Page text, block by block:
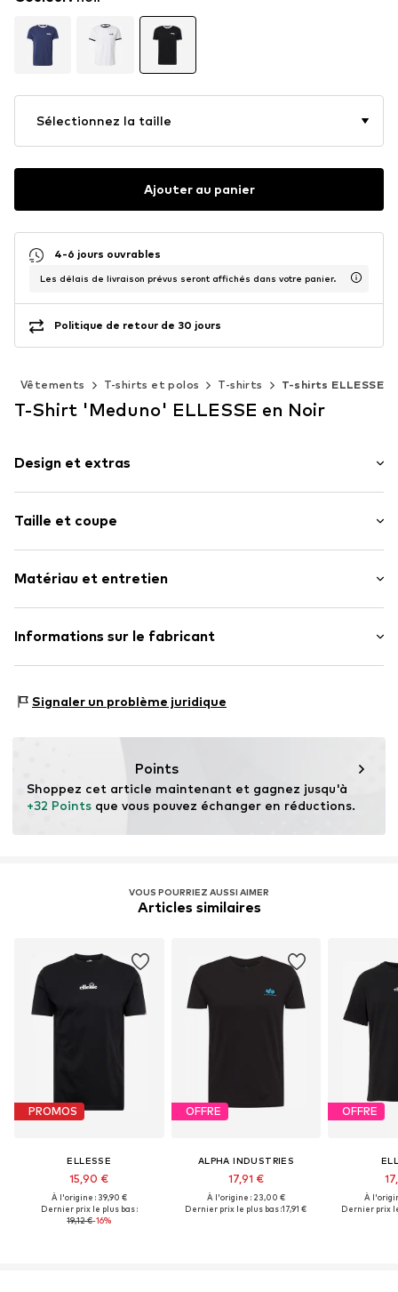
Sélectionnez la taille
Ajouter au panier
4-6 jours ouvrables
Les délais de livraison prévus seront affichés dans votre panier.
Politique de retour de 30 jours
Vêtements T-shirts et polos T-shirts T-shirts ELLESSE
T-Shirt 'Meduno' ELLESSE en Noir
Design et extras
Jersey
Col rond
Ourlet / bord surpiqué
Broderie de l’étiquette
Taille et coupe
Longueur : Longueur normale
Coupe : Coupe normale
(International)
Grille de tailles
Matériau et entretien
Matériau : 100% Coton
Informations sur le fabricant
HD3 4EX Huddersfield
Signaler un problème juridique
Points
+32 Points que vous pouvez échanger en réductions.
VOUS POURRIEZ AUSSI AIMER
Articles similaires
PROMOS
ELLESSE
15,90 €
À l'origine : 39,90 €
Dernier prix le plus bas :
19,12 €-16%
OFFRE
ALPHA INDUSTRIES
17,91 €
À l'origine : 23,00 €
Dernier prix le plus bas :17,91 €
OFFRE
À
Dernier prix